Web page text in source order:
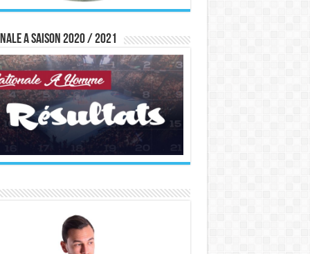
A saison 2020 / 2021